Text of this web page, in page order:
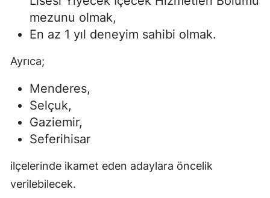
mezunu olmak,
En az 1 yıl deneyim sahibi olmak.
Ayrıca;
Menderes,
Selçuk,
Gaziemir,
Seferihisar
ilçelerinde ikamet eden adaylara öncelik
verilebilecek.